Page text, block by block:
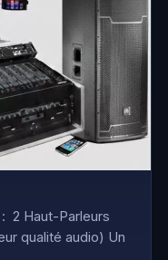
2 Haut-Parleurs
qualité audio) Un